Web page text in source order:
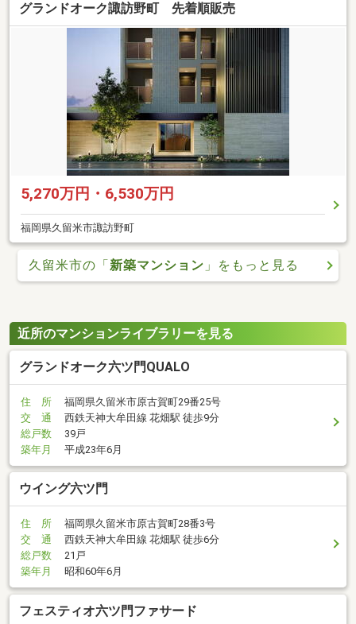
グランドオーク諏訪野町 先着順販売
5,270万円・6,530万円
福岡県久留米市諏訪野町
久留米市の「新築マンション 」をもっと見る
近所のマンションライブラリーを見る
グランドオーク六ツ門QUALO
住 所
福岡県久留米市原古賀町29番25号
交 通
西鉄天神大牟田線 花畑駅 徒歩9分
総戸数
39戸
築年月
平成23年6月
ウイング六ツ門
住 所
福岡県久留米市原古賀町28番3号
交 通
西鉄天神大牟田線 花畑駅 徒歩6分
総戸数
21戸
築年月
昭和60年6月
フェスティオ六ツ門ファサード